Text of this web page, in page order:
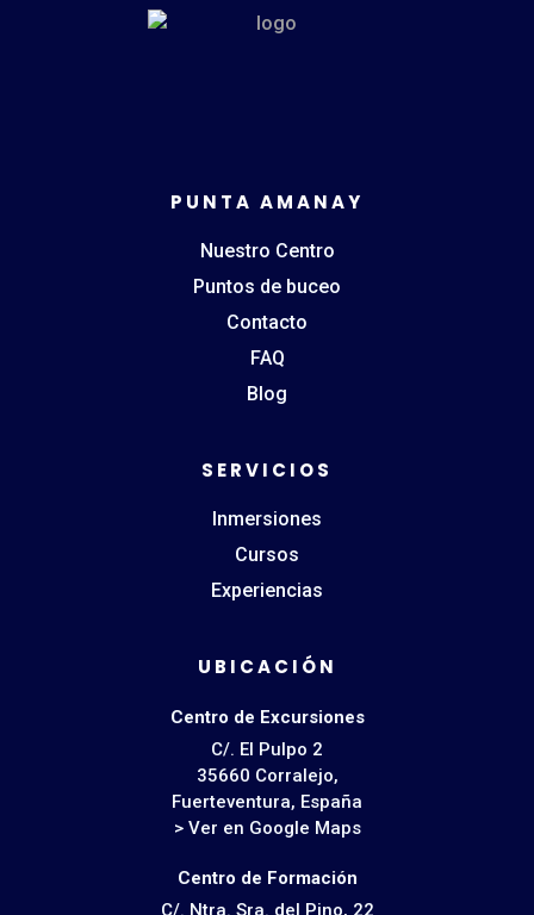
PUNTA AMANAY
Nuestro Centro
Puntos de buceo
Contacto
FAQ
Blog
SERVICIOS
Inmersiones
Cursos
Experiencias
UBICACIÓN
Centro de Excursiones
C/. El Pulpo 2
35660 Corralejo,
Fuerteventura, España
> Ver en Google Maps
Centro de Formación
C/. Ntra. Sra. del Pino, 22